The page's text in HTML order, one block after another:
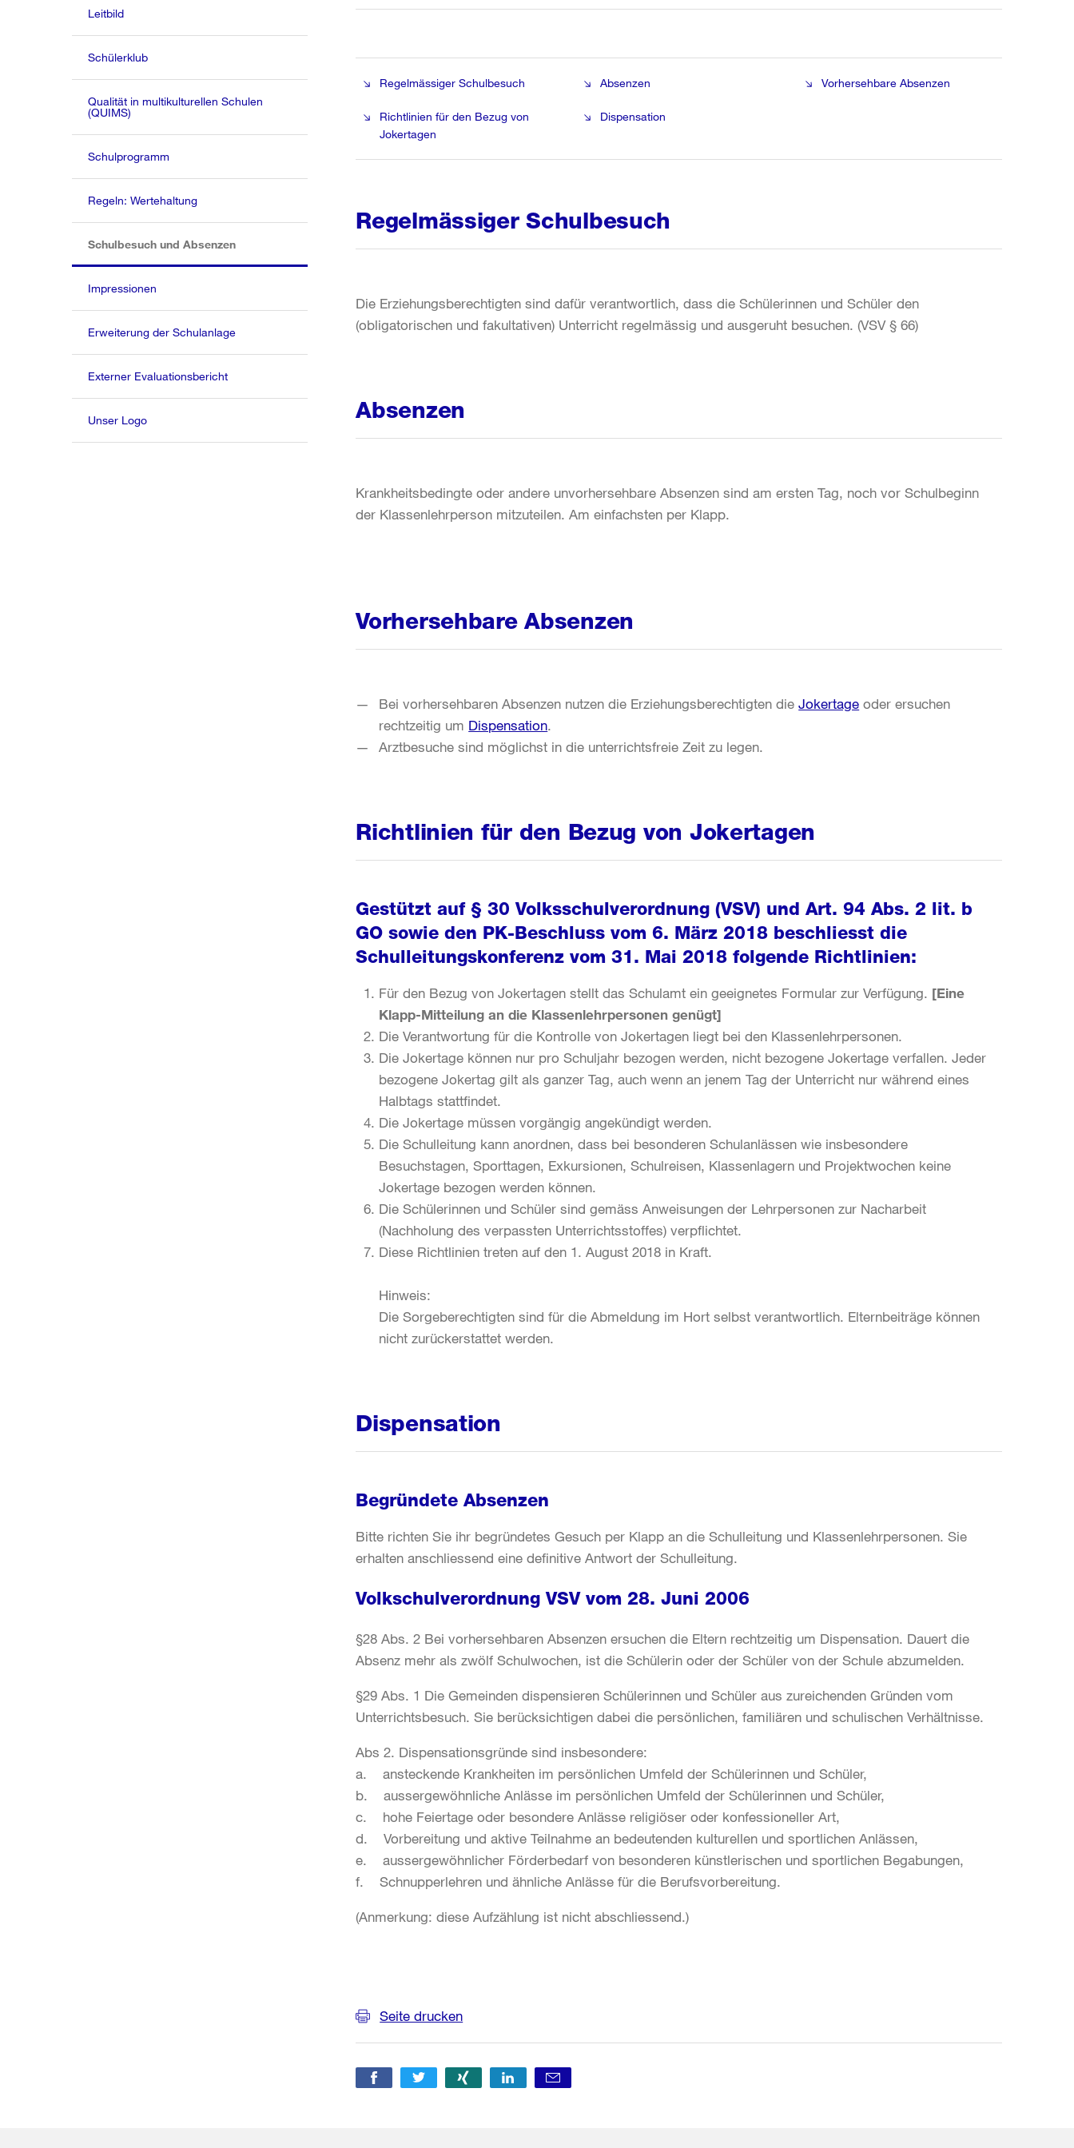
Regelmässiger Schulbesuch Absenzen Vorhersehbare Absenzen
Richtlinien für den Bezug von
Jokertagen
Dispensation
Regelmässiger Schulbesuch
Die Erziehungsberechtigten sind dafür verantwortlich, dass die Schülerinnen und Schüler den
(obligatorischen und fakultativen) Unterricht regelmässig und ausgeruht besuchen. (VSV § 66)
Absenzen
Krankheitsbedingte oder andere unvorhersehbare Absenzen sind am ersten Tag, noch vor Schulbeginn
der Klassenlehrperson mitzuteilen. Am einfachsten per Klapp.
Vorhersehbare Absenzen
Bei vorhersehbaren Absenzen nutzen die Erziehungsberechtigten dieJokertage oder ersuchen
rechtzeitig um Dispensation.
Arztbesuche sind möglichst in die unterrichtsfreie Zeit zu legen.
Richtlinien für den Bezug von Jokertagen
Gestützt auf § 30 Volksschulverordnung (VSV) und Art. 94 Abs. 2 lit. b
GO sowie den PK-Beschluss vom 6. März 2018 beschliesst die
Schulleitungskonferenz vom 31. Mai 2018 folgende Richtlinien:
Für den Bezug von Jokertagen stellt das Schulamt ein geeignetes Formular zur Verfügung. [Eine
Klapp-Mitteilung an die Klassenlehrpersonen genügt]
Die Verantwortung für die Kontrolle von Jokertagen liegt bei den Klassenlehrpersonen.
Die Jokertage können nur pro Schuljahr bezogen werden, nicht bezogene Jokertage verfallen. Jeder
bezogene Jokertag gilt als ganzer Tag, auch wenn an jenem Tag der Unterricht nur während eines
Halbtags stattfindet.
Die Jokertage müssen vorgängig angekündigt werden.
Die Schulleitung kann anordnen, dass bei besonderen Schulanlässen wie insbesondere
Besuchstagen, Sporttagen, Exkursionen, Schulreisen, Klassenlagern und Projektwochen keine
Jokertage bezogen werden können.
Die Schülerinnen und Schüler sind gemäss Anweisungen der Lehrpersonen zur Nacharbeit
(Nachholung des verpassten Unterrichtsstoffes) verpflichtet.
Diese Richtlinien treten auf den 1. August 2018 in Kraft.
Hinweis:
Die Sorgeberechtigten sind für die Abmeldung im Hort selbst verantwortlich. Elternbeiträge können
nicht zurückerstattet werden.
Dispensation
Begründete Absenzen
Bitte richten Sie ihr begründetes Gesuch per Klapp an die Schulleitung und Klassenlehrpersonen. Sie
erhalten anschliessend eine definitive Antwort der Schulleitung.
Volkschulverordnung VSV vom 28. Juni 2006
§28 Abs. 2 Bei vorhersehbaren Absenzen ersuchen die Eltern rechtzeitig um Dispensation. Dauert die
Absenz mehr als zwölf Schulwochen, ist die Schülerin oder der Schüler von der Schule abzumelden.
§29 Abs. 1 Die Gemeinden dispensieren Schülerinnen und Schüler aus zureichenden Gründen vom
Unterrichtsbesuch. Sie berücksichtigen dabei die persönlichen, familiären und schulischen Verhältnisse.
Abs 2. Dispensationsgründe sind insbesondere:
a. ansteckende Krankheiten im persönlichen Umfeld der Schülerinnen und Schüler,
b. aussergewöhnliche Anlässe im persönlichen Umfeld der Schülerinnen und Schüler,
c. hohe Feiertage oder besondere Anlässe religiöser oder konfessioneller Art,
d. Vorbereitung und aktive Teilnahme an bedeutenden kulturellen und sportlichen Anlässen,
e. aussergewöhnlicher Förderbedarf von besonderen künstlerischen und sportlichen Begabungen,
f. Schnupperlehren und ähnliche Anlässe für die Berufsvorbereitung.
(Anmerkung: diese Aufzählung ist nicht abschliessend.)
Seite drucken
Leitbild
Schülerklub
Qualität in multikulturellen Schulen
(QUIMS)
Schulprogramm
Regeln: Wertehaltung
Schulbesuch und Absenzen(aktiv)
Impressionen
Erweiterung der Schulanlage
Externer Evaluationsbericht
Unser Logo